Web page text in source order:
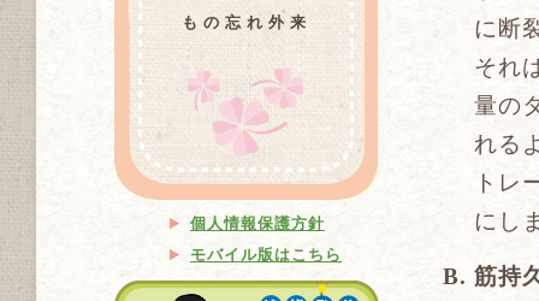
もの忘れ外来
個人情報保護方針
モバイル版はこちら
に断
それ
量の
れる
トレ
にし
筋持